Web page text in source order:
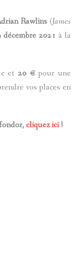
Rawlins (James
décembre 2021 à la
et 20 €pour une
vos places en
cliquez ici!